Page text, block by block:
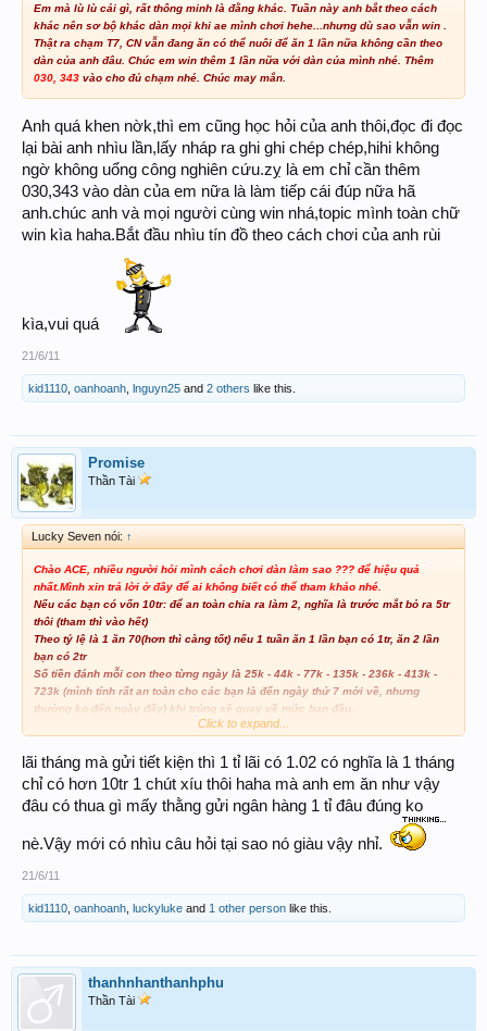
Em mà lù lù cái gì, rất thông minh là đằng khác. Tuần này anh bắt theo cách
khác nên sơ bộ khác dàn mọi khi ae mình chơi hehe...nhưng dù sao vẫn win .
Thật ra chạm T7, CN vẫn đang ăn có thể nuôi để ăn 1 lần nữa không cần theo
dàn của anh đâu. Chúc em win thêm 1 lần nữa với dàn của mình nhé. Thêm
030, 343 vào cho đủ chạm nhé. Chúc may mắn.
Anh quá khen nờk,thì em cũng học hỏi của anh thôi,đọc đi đọc
lại bài anh nhìu lần,lấy nháp ra ghi ghi chép chép,hihi không
ngờ không uổng công nghiên cứu.zỵ là em chỉ cần thêm
030,343 vào dàn của em nữa là làm tiếp cái đúp nữa hã
anh.chúc anh và mọi người cùng win nhá,topic mình toàn chữ
win kìa haha.Bắt đầu nhìu tín đồ theo cách chơi của anh rùi
kìa,vui quá
21/6/11
kid1110 oanhoanh lnguyn25 and 2 others like this.
Promise
Thần Tài
Lucky Seven nói: ↑
Chào ACE, nhiều người hỏi mình cách chơi dàn làm sao ??? để hiệu quả
nhất.Mình xin trả lời ở đây để ai không biết có thể tham khảo nhé.
Nếu các bạn có vốn 10tr: để an toàn chia ra làm 2, nghĩa là trước mắt bỏ ra 5tr
thôi (tham thì vào hết)
Theo tỷ lệ là 1 ăn 70(hơn thì càng tốt) nếu 1 tuần ăn 1 lần bạn có 1tr, ăn 2 lần
bạn có 2tr
Số tiền đánh mỗi con theo từng ngày là 25k - 44k - 77k - 135k - 236k - 413k -
723k (mình tính rất an toàn cho các bạn là đến ngày thứ 7 mới về, nhưng
thường ko đến ngày đấy) khi trúng sẽ quay về mức ban đầu.
Dàn đề mình chốt 1 tuần ăn ít nhất 2 lần nên 1 tháng các bạn thu về khoảng
xăng+ chi tiêu lặt vặt). Chúc các bạn tuần nào cũng chén đề nhé.
@mình không khuyến khích các bạn đánh quá lớn vì cái gì cũng phải
từ từ....hiiiiii
Click to expand...
lãi tháng mà gửi tiết kiện thì 1 tỉ lãi có 1.02 có nghĩa là 1 tháng
chỉ có hơn 10tr 1 chút xíu thôi haha mà anh em ăn như vậy
đâu có thua gì mấy thằng gửi ngân hàng 1 tỉ đâu đúng ko
nè.Vậy mới có nhìu câu hỏi tại sao nó giàu vậy nhỉ.
21/6/11
kid1110 oanhoanh luckyluke and 1 other person like this.
thanhnhanthanhphu
Thần Tài